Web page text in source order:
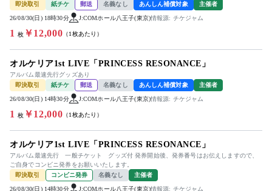
即決取引
紙チケ 郵送 名義なし あんしん補償対象 主催者
26/08/30(日) 18時30分 J:COMホール八王子(東京)情報源: チケジャム
1 枚￥12,000 （1枚あたり）
オルケリア1st LIVE「PRINCESS RESONANCE」
アルバム最速先行グッズあり
即決取引
紙チケ 郵送 名義なし あんしん補償対象 主催者
26/08/30(日) 14時30分 J:COMホール八王子(東京)情報源: チケジャム
1 枚￥12,000 （1枚あたり）
オルケリア1st LIVE「PRINCESS RESONANCE」
アルバム最速先行 一般チケット グッズ付 発券開始後、発券番号はお伝えしますので、
ご自身でコンビニ発券をお願いいたします。
即決取引
コンビニ発券 名義なし 主催者
26/08/30(日) 14時30分 J:COMホール八王子(東京)情報源: チケジャム